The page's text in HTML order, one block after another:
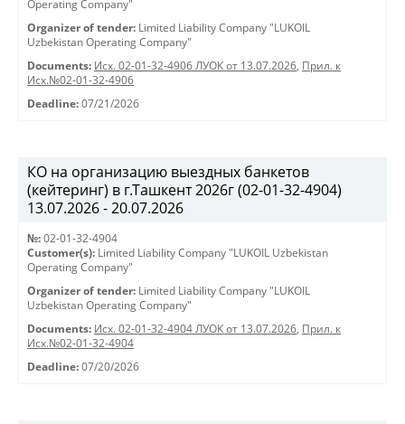
Operating Company"
Organizer of tender: Limited Liability Company "LUKOIL
Uzbekistan Operating Company"
Documents: Исх. 02-01-32-4906 ЛУОК от 13.07.2026, Прил. к
Исх.№02-01-32-4906
Deadline: 07/21/2026
КО на организацию выездных банкетов
(кейтеринг) в г.Ташкент 2026г (02-01-32-4904)
13.07.2026 - 20.07.2026
№: 02-01-32-4904
Customer(s): Limited Liability Company "LUKOIL Uzbekistan
Operating Company"
Organizer of tender: Limited Liability Company "LUKOIL
Uzbekistan Operating Company"
Documents: Исх. 02-01-32-4904 ЛУОК от 13.07.2026, Прил. к
Исх.№02-01-32-4904
Deadline: 07/20/2026